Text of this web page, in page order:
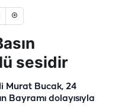
sesidir
Murat Bucak, 24
Bayramı dolayısıyla